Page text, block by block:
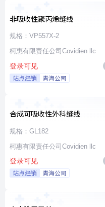
非吸收性聚丙烯缝线
规格：VP557X-2
柯惠有限责任公司Covidien llc
登录可见
站点经销 青海公司
合成可吸收性外科缝线
规格：GL182
柯惠有限责任公司Covidien llc
登录可见
站点经销 青海公司